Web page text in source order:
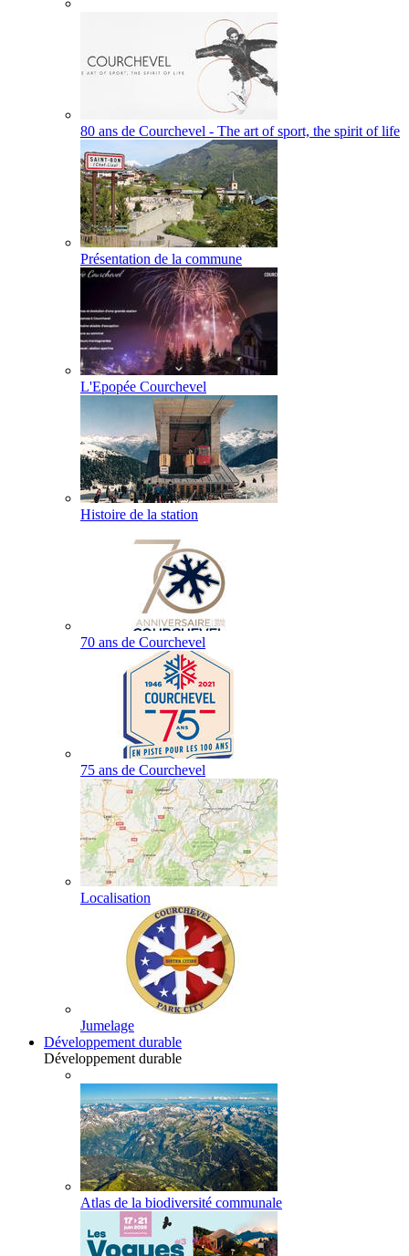
80 ans de Courchevel - The art of sport, the spirit of life
Présentation de la commune
L'Epopée Courchevel
Histoire de la station
70 ans de Courchevel
75 ans de Courchevel
Localisation
Jumelage
Développement durable
Développement durable
Atlas de la biodiversité communale